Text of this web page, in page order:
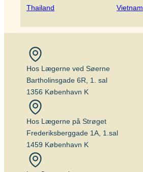
Thailand Vietnam
Hos Lægerne ved Søerne
Bartholinsgade 6R, 1. sal
1356 København K
Hos Lægerne på Strøget
Frederiksberggade 1A, 1.sal
1459 København K